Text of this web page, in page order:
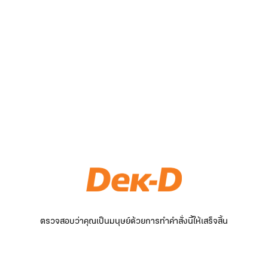
ตรวจสอบว่าคุณเป็นมนุษย์ด้วยการทำคำสั่งนี้ให้เสร็จสิ้น